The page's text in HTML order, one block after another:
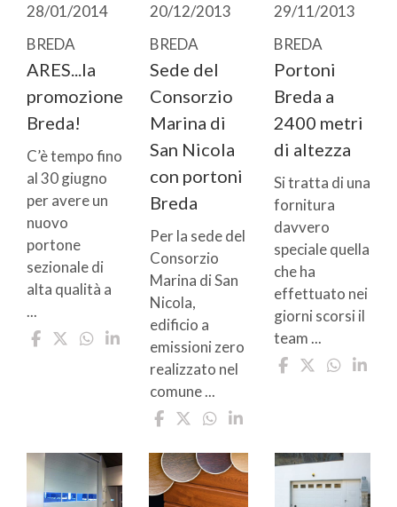
28/01/2014
BREDA
ARES...la
promozione
Breda!
C’è tempo fino
al 30 giugno
per avere un
nuovo
portone
sezionale di
alta qualità a
...
20/12/2013
BREDA
Sede del
Consorzio
Marina di
San Nicola
con portoni
Breda
Per la sede del
Consorzio
Marina di San
Nicola,
edificio a
emissioni zero
realizzato nel
comune ...
29/11/2013
BREDA
Portoni
Breda a
2400 metri
di altezza
Si tratta di una
fornitura
davvero
speciale quella
che ha
effettuato nei
giorni scorsi il
team ...